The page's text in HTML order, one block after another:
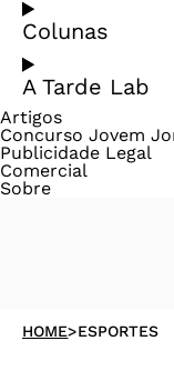
Colunas
A Tarde Lab
Artigos
Concurso Jovem
Publicidade Legal
Comercial
Sobre
HOME>ESPORTES